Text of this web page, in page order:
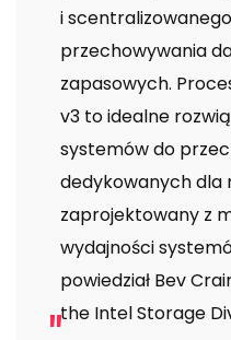
i
przechowywania
zapasowych.
v3 to idealne
systemów do
dedykowanych dla
zaprojektowany z
wydajności
powiedział Bev
the Intel Storage